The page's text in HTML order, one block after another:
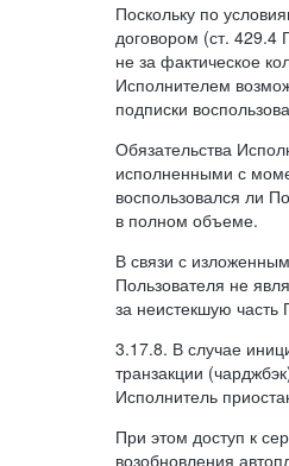
Поскольку по
договором (ст. 429.4
не за фактическое
Исполнителем
подписки
Обязательства
исполненными с
воспользовался ли
в полном объеме.
В связи с
Пользователя не
за неистекшую часть
3.17.8. В случае
транзакции
Исполнитель
При этом доступ к
возобновления